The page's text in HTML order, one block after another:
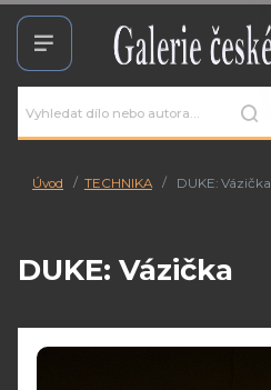
Úvod TECHNIKA DUKE: Vázička
DUKE: Vázička